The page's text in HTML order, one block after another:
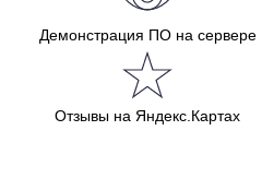
Демонстрация ПО на сервере
Отзывы на Яндекс.Картах